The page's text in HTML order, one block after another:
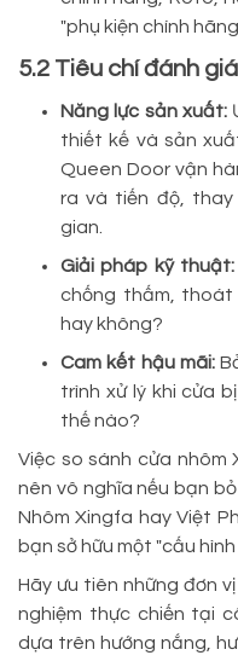
"phụ kiện chính
5.2 Tiêu chí đánh
Năng lực sản xuất:
thiết kế và sản
Queen Door vận
ra và tiến độ, thay
gian.
Giải pháp kỹ
chống thấm,
hay không?
Cam kết hậu mãi:
trình xử lý khi cửa
thế nào?
Việc so sánh cửa nhôm
nên vô nghĩa nếu bạn
Nhôm Xingfa hay Việt
bạn sở hữu một "cấu
Hãy ưu tiên những đơn
nghiệm thực chiến tại
dựa trên hướng nắng,